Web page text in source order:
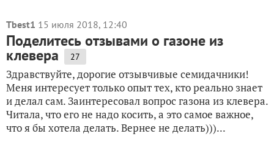
Tbest1 15 июля 2018, 12:40
Поделитесь отзывами о газоне из
клевера 27
Здравствуйте, дорогие отзывчивые семидачники!
Меня интересует только опыт тех, кто реально знает
и делал сам. Заинтересовал вопрос газона из клевера.
Читала, что его не надо косить, а это самое важное,
что я бы хотела делать. Вернее не делать)))...